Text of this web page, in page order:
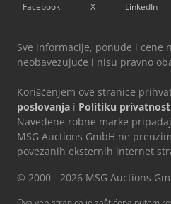
Facebook X LinkedIn
Sve informacije, ponude i cene
neobavezujuće i nisu pravno
Korišćenjem ove stranice
poslovanja i Politiku
Navedene robne marke
MSG Auctions GmbH ne
povezanih eksternih internet
© 2000 - 2026 MSG Auctions